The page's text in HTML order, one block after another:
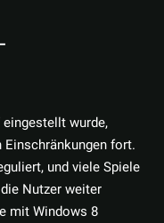
eingestellt wurde,
fort.
und viele Spiele
Nutzer weiter
mit Windows 8